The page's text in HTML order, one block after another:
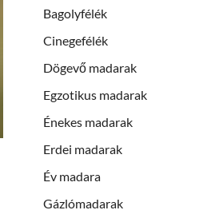
Bagolyfélék
Cinegefélék
Dögevő madarak
Egzotikus madarak
Énekes madarak
Erdei madarak
Év madara
Gázlómadarak